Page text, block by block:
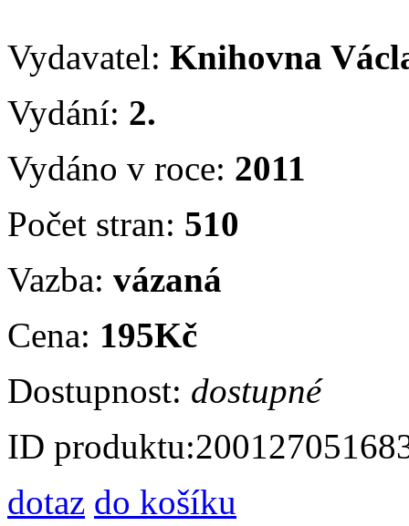
Vydavatel: Knihovna
Vydání: 2.
Vydáno v roce: 2011
Počet stran: 510
Vazba: vázaná
Cena: 195Kč
Dostupnost: dostupné
ID produktu:
dotaz do košíku